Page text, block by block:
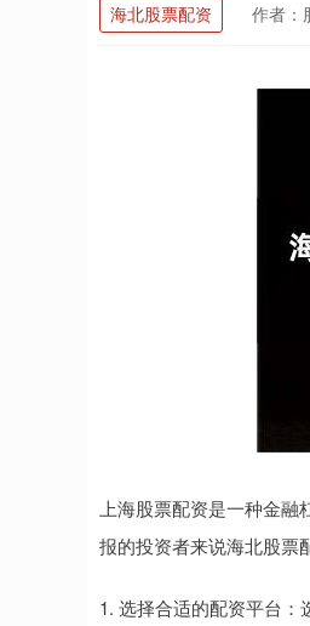
海北股票配资 作者：
上海股票配资是一种金
报的投资者来说海北股票
1. 选择合适的配资平台